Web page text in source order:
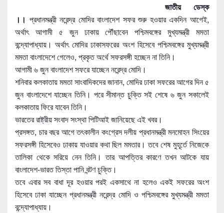
জাতীয় ডেস্ক
।। প্রধানমন্ত্রী নরেন্দ্র মোদির বাংলাদেশ সফর শুরু হওয়ার একদিন আগেই,
অর্থাৎ আগামী ৫ জুন ঢাকায় পৌঁছাবেন পশ্চিমবঙ্গের মুখ্যমন্ত্রী মমতা
বন্দ্যোপাধ্যায়। অর্থাৎ মোদির ঢাকাসফরের অংশ হিসেবে পশ্চিমবঙ্গের মুখ্যমন্ত্রী
মমতা বাংলাদেশে গেলেও, প্রকৃত অর্থে সফরসঙ্গী হচ্ছেন না তিনি।
আগামী ৬ জুন বাংলাদেশ সফরে যাচ্ছেন নরেন্দ্র মোদি।
শনিবার কলকাতায় মমতা সাংবাদিকদের জানান, মোদির ঢাকা সফরের আগের দিন ৫
জুন বাংলাদেশে যাচ্ছেন তিনি। পরে সীমান্ত চুক্তি সই শেষে ৬ জুন সকালেই
কলকাতায় ফিরে যাবেন তিনি।
ভারতের রাষ্ট্রীয় সংবাদ সংস্থা পিটিআই জানিয়েছে এই খবর।
প্রসঙ্গত, চার বছর আগে তৎকালীন কংগ্রেস দলীয় প্রধানমন্ত্রী মনমোহন সিংয়ের
সফরসঙ্গী হিসেবেও ঢাকায় যাওয়ার কথা ছিল মমতার। তবে শেষ মুহূর্তে নিজেকে
তালিকা থেকে সরিয়ে নেন তিনি। তার আপত্তির কারণে তখন আটকে যায়
বাংলাদেশ-ভারত তিস্তা পানি বন্টণ চুক্তি।
তবে এবার সব বাধা দূর হওয়ার পরই একসাথে না হলেও একই সফরের অংশ
হিসেবে ঢাকা যাচ্ছেন প্রধানমন্ত্রী নরেন্দ্র মোদি ও পশ্চিমবঙ্গের মুখ্যমন্ত্রী মমতা
বন্দ্যোপাধ্যায়।